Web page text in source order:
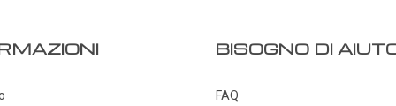
BISOGNO DI
FAQ